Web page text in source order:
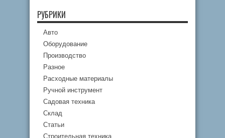
РУБРИКИ
Авто
Оборудование
Производство
Разное
Расходные материалы
Ручной инструмент
Садовая техника
Склад
Статьи
Строительная техника